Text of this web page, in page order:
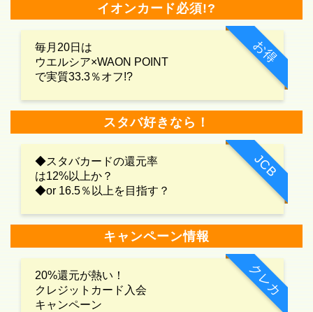
イオンカード必須!?
お得
毎月20日は
ウエルシア×WAON POINT
で実質33.3％オフ!?
スタバ好きなら！
JCB
◆スタバカードの還元率
は12%以上か？
◆or 16.5％以上を目指す？
キャンペーン情報
クレカ
20%還元が熱い！
クレジットカード入会
キャンペーン